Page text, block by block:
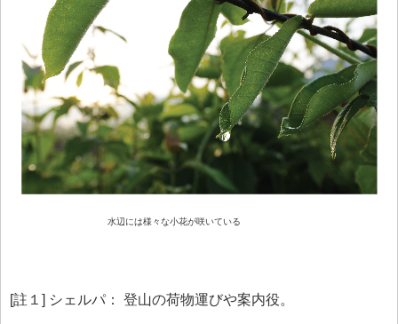
水辺には様々な小花が咲いている
[註１] シェルパ： 登山の荷物運びや案内役。